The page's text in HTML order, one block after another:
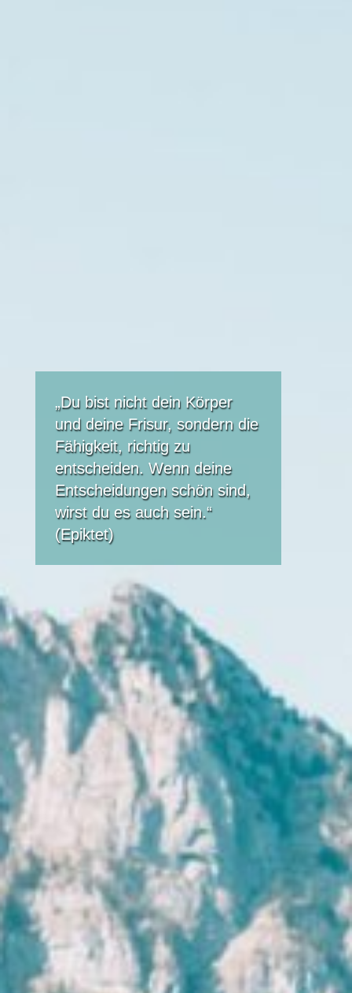
„Du bist nicht dein Körper
und deine Frisur, sondern die
Fähigkeit, richtig zu
entscheiden. Wenn deine
Entscheidungen schön sind,
wirst du es auch sein.“
(Epiktet)